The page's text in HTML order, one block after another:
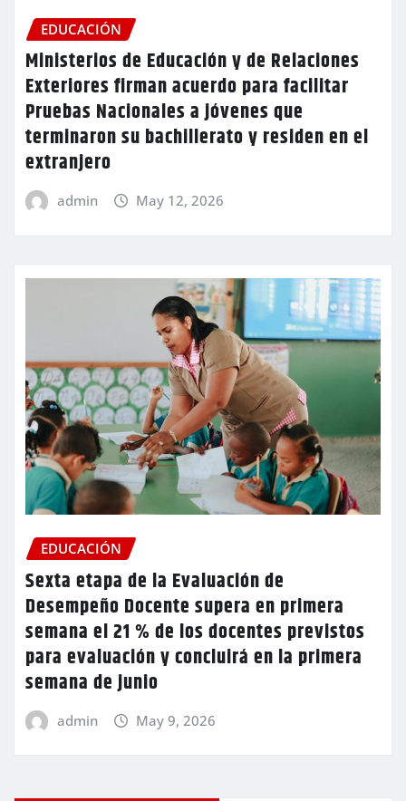
EDUCACIÓN
Ministerios de Educación y de Relaciones
Exteriores firman acuerdo para facilitar
Pruebas Nacionales a jóvenes que
terminaron su bachillerato y residen en el
extranjero
admin May 12, 2026
EDUCACIÓN
Sexta etapa de la Evaluación de
Desempeño Docente supera en primera
semana el 21 % de los docentes previstos
para evaluación y concluirá en la primera
semana de junio
admin May 9, 2026